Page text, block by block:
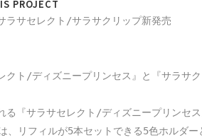
PROJECT
ラサセレクト/サラサクリップ新発売
クト/ディズニープリンセス』と『サラサ
る『サラサセレクト/ディズニープリンセス
、リフィルが5本セットできる5色ホルダ